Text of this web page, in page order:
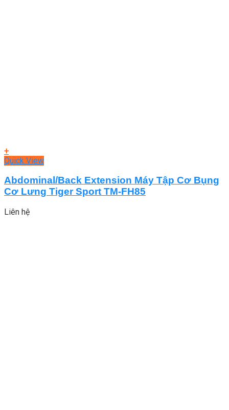
+
Quick View
Abdominal/Back Extension Máy Tập Cơ Bụng
Cơ Lưng Tiger Sport TM-FH85
Liên hệ